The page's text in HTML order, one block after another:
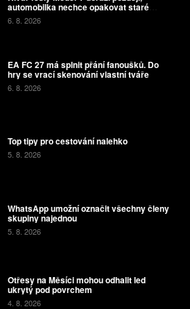
automobilka nechce opakovat staré
chyby
6. 8. 2026
EA FC 27 má splnit přání fanoušků. Do
hry se vrací skenování vlastní tváře
6. 8. 2026
Top tipy pro cestování nalehko
5. 8. 2026
WhatsApp umožní označit všechny členy
skupiny najednou
5. 8. 2026
Otřesy na Měsíci mohou odhalit led
ukrytý pod povrchem
4. 8. 2026